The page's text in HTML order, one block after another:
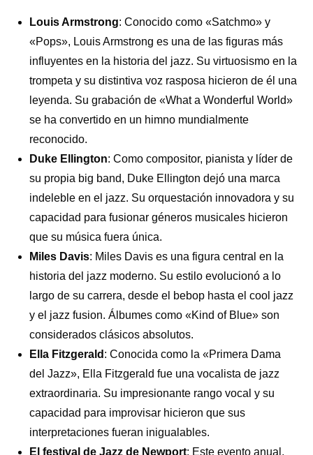
Louis Armstrong: Conocido como «Satchmo» y
«Pops», Louis Armstrong es una de las figuras más
influyentes en la historia del jazz. Su virtuosismo en la
trompeta y su distintiva voz rasposa hicieron de él una
leyenda. Su grabación de «What a Wonderful World»
se ha convertido en un himno mundialmente
reconocido.
Duke Ellington: Como compositor, pianista y líder de
su propia big band, Duke Ellington dejó una marca
indeleble en el jazz. Su orquestación innovadora y su
capacidad para fusionar géneros musicales hicieron
que su música fuera única.
Miles Davis: Miles Davis es una figura central en la
historia del jazz moderno. Su estilo evolucionó a lo
largo de su carrera, desde el bebop hasta el cool jazz
y el jazz fusion. Álbumes como «Kind of Blue» son
considerados clásicos absolutos.
Ella Fitzgerald : Conocida como la «Primera Dama
del Jazz», Ella Fitzgerald fue una vocalista de jazz
extraordinaria. Su impresionante rango vocal y su
capacidad para improvisar hicieron que sus
interpretaciones fueran inigualables.
El festival de Jazz de Newport: Este evento anual,